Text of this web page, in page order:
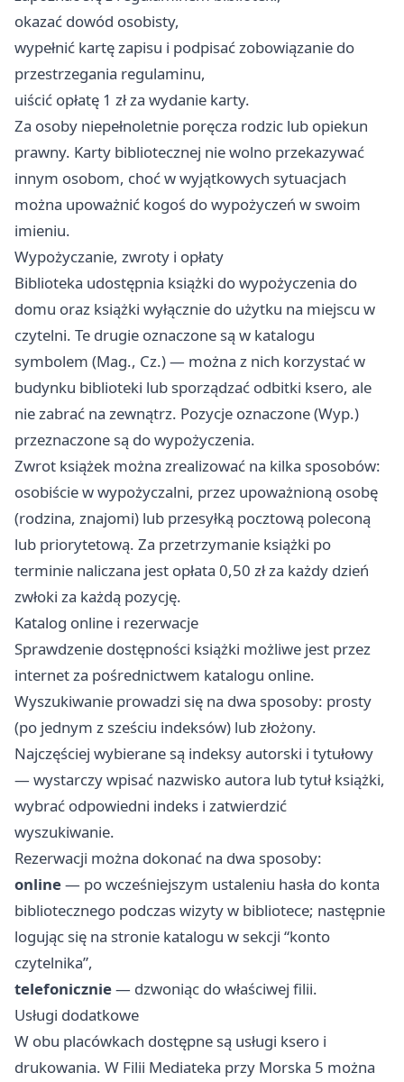
okazać dowód osobisty,
wypełnić kartę zapisu i podpisać zobowiązanie do
przestrzegania regulaminu,
uiścić opłatę 1 zł za wydanie karty.
Za osoby niepełnoletnie poręcza rodzic lub opiekun
prawny. Karty bibliotecznej nie wolno przekazywać
innym osobom, choć w wyjątkowych sytuacjach
można upoważnić kogoś do wypożyczeń w swoim
imieniu.
Wypożyczanie, zwroty i opłaty
Biblioteka udostępnia książki do wypożyczenia do
domu oraz książki wyłącznie do użytku na miejscu w
czytelni. Te drugie oznaczone są w katalogu
symbolem (Mag., Cz.) — można z nich korzystać w
budynku biblioteki lub sporządzać odbitki ksero, ale
nie zabrać na zewnątrz. Pozycje oznaczone (Wyp.)
przeznaczone są do wypożyczenia.
Zwrot książek można zrealizować na kilka sposobów:
osobiście w wypożyczalni, przez upoważnioną osobę
(rodzina, znajomi) lub przesyłką pocztową poleconą
lub priorytetową. Za przetrzymanie książki po
terminie naliczana jest opłata 0,50 zł za każdy dzień
zwłoki za każdą pozycję.
Katalog online i rezerwacje
Sprawdzenie dostępności książki możliwe jest przez
internet za pośrednictwem katalogu online.
Wyszukiwanie prowadzi się na dwa sposoby: prosty
(po jednym z sześciu indeksów) lub złożony.
Najczęściej wybierane są indeksy autorski i tytułowy
— wystarczy wpisać nazwisko autora lub tytuł książki,
wybrać odpowiedni indeks i zatwierdzić
wyszukiwanie.
Rezerwacji można dokonać na dwa sposoby:
online— po wcześniejszym ustaleniu hasła do konta
bibliotecznego podczas wizyty w bibliotece; następnie
logując się na stronie katalogu w sekcji “konto
czytelnika”,
telefonicznie— dzwoniąc do właściwej filii.
Usługi dodatkowe
W obu placówkach dostępne są usługi ksero i
drukowania. W Filii Mediateka przy Morska 5 można